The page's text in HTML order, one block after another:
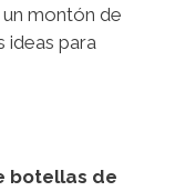
montón de
ideas para
botellas de